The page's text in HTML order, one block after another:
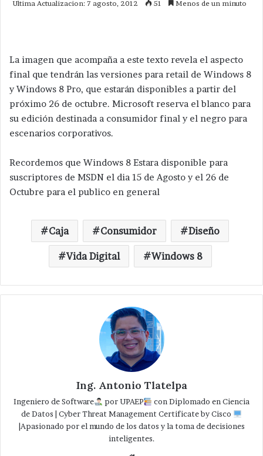
Ultima Actualizacion: 7 agosto, 2012 51 Menos de un minuto
La imagen que acompaña a este texto revela el aspecto
final que tendrán las versiones para retail de Windows 8
y Windows 8 Pro, que estarán disponibles a partir del
próximo 26 de octubre. Microsoft reserva el blanco para
su edición destinada a consumidor final y el negro para
escenarios corporativos.
Recordemos que Windows 8 Estara disponible para
suscriptores de MSDN el dia 15 de Agosto y el 26 de
Octubre para el publico en general
Caja Consumidor Diseño
Vida Digital Windows 8
Ing. Antonio Tlatelpa
Ingeniero de Software por UPAEP
con Diplomado en Ciencia
de Datos | Cyber Threat Management Certificate by Cisco
|Apasionado por el mundo de los datos y la toma de decisiones
inteligentes.